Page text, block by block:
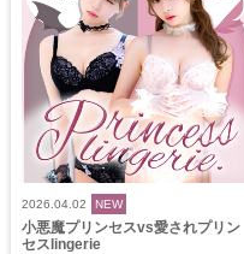
2026.04.02 NEW
小悪魔プリンセスvs愛されプリン
セスlingerie